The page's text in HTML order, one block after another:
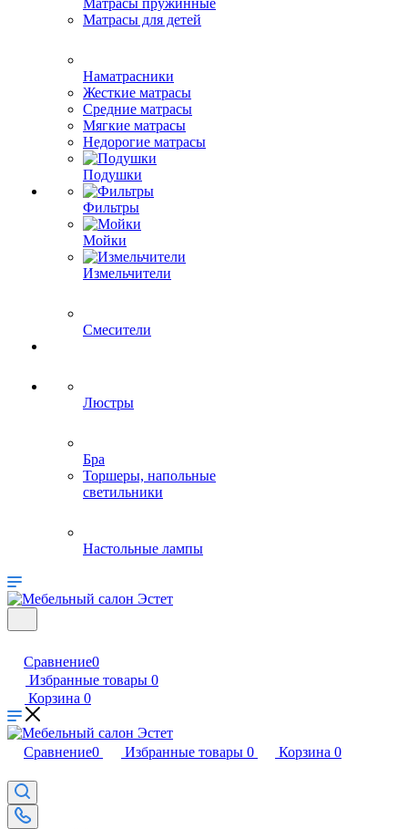
Матрасы пружинные
Матрасы для детей
Наматрасники
Жесткие матрасы
Средние матрасы
Мягкие матрасы
Недорогие матрасы
Подушки
Фильтры
Мойки
Измельчители
Смесители
Люстры
Бра
Торшеры, напольные
светильники
Настольные лампы
Сравнение0
Избранные товары 0
Корзина 0
Сравнение0 Избранные товары 0 Корзина 0